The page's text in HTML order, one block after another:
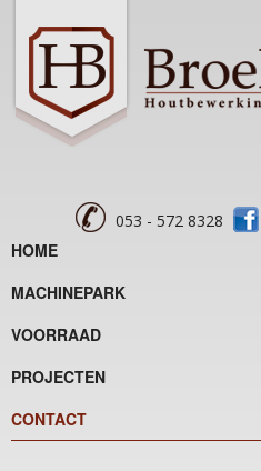
053 - 572 8328
HOME
MACHINEPARK
VOORRAAD
PROJECTEN
CONTACT